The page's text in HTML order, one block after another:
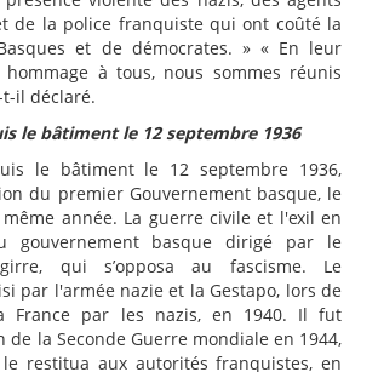
de la police franquiste qui ont coûté la
et de démocrates. » « En leur
à tous, nous sommes réunis
il déclaré.
le bâtiment le 12 septembre 1936
le bâtiment le 12 septembre 1936,
du premier Gouvernement basque, le
année. La guerre civile et l'exil en
basque dirigé par le
qui s’opposa au fascisme. Le
par l'armée nazie et la Gestapo, lors de
France par les nazis, en 1940. Il fut
de la Seconde Guerre mondiale en 1944,
restitua aux autorités franquistes, en